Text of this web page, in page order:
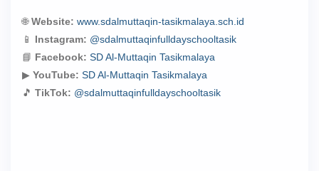
🌐Website: www.sdalmuttaqin-tasikmalaya.sch.id
📱 Instagram: @sdalmuttaqinfulldayschooltasik
📘 Facebook: SD Al-Muttaqin Tasikmalaya
▶ YouTube: SD Al-Muttaqin Tasikmalaya
🎵 TikTok: @sdalmuttaqinfulldayschooltasik